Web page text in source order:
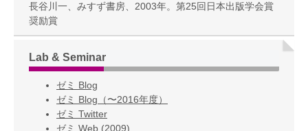
長谷川一、みすず書房、2003年。第25回日本出版学会賞
奨励賞
Lab & Seminar
ゼミ Blog
ゼミ Blog（〜2016年度）
ゼミ Twitter
ゼミ Web (2009)